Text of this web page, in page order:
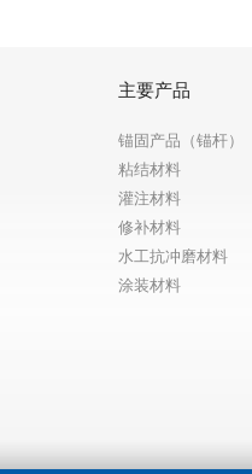
主要产品
锚固产品（锚杆）
粘结材料
灌注材料
修补材料
水工抗冲磨材料
涂装材料